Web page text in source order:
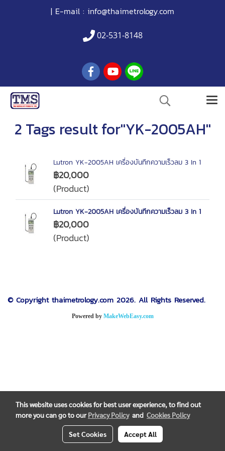
| E-mail : info@thaimetrology.com
02-531-8148
2 Tags result for"YK-2005AH"
Lutron YK-2005AH เครื่องบันทึกความเร็วลม 3 In 1
฿20,000
(Product)
Lutron YK-2005AH เครื่องบันทึกความเร็วลม 3 In 1
฿20,000
(Product)
© Copyright thaimetrology.com 2026. All Rights Reserved.
Powered by MakeWebEasy.com
This website uses cookies for best user experience, to find out
more you can go to ourPrivacy Policyand Cookies Policy
Set Cookies Accept All